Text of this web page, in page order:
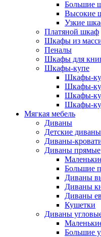
Большие
Высокие
Узкие
Платяной шкаф
Шкафы из
Пеналы
Шкафы для
Шкафы-купе
Шкафы-
Шкафы-
Шкафы-
Шкафы-
Мягкая мебель
Диваны
Детские диваны
Диваны-
Диваны прямые
Большие
Диваны
Диваны
Диваны
Кушетки
Диваны
Большие